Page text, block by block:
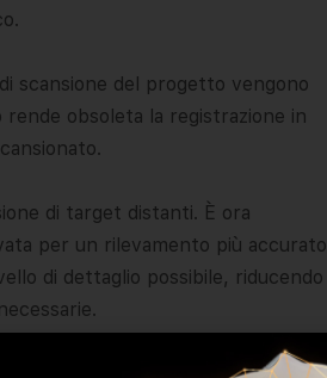
scansione del progetto vengono
obsoleta la registrazione in
di target distanti. È ora
per un rilevamento più accurato
di dettaglio possibile, riducendo
dalla stessa distanza a breve